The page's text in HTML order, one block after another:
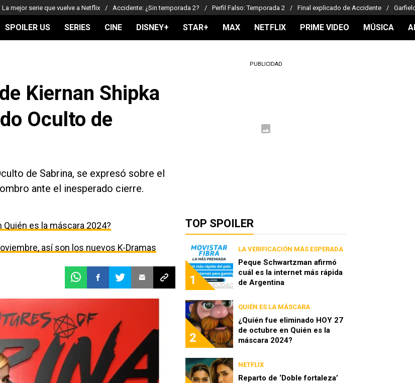
La mejor serie que vuelve a Netflix Accidente: ¿Sin temporada 2? Perfil Falso: Temporada 2 Final explicado de Accidente
SPOILER US SERIES CINE DISNEY+ STAR+ MAX NETFLIX PRIME VIDEO MÚSICA
Kiernan Shipka
Oculto de
de Sabrina, se expresó sobre el
ante el inesperado cierre.
es la máscara 2024?
así son los nuevos K-Dramas
PUBLICIDAD
TOP SPOILER
1
LA VERIFICACIÓN MÁS ESPERADA
Peque Schwartzman afirmó
cuál es la internet más rápida
de Argentina
2
QUIÉN ES LA MÁSCARA
¿Quién fue eliminado HOY 27
de octubre en Quién es la
máscara 2024?
NETFLIX
Reparto de ‘Doble fortaleza’